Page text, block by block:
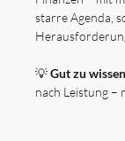
starre Agenda,
💡Gut zu
nach Leistung –